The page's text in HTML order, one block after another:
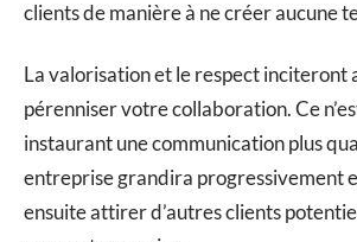
clients de manière à ne créer aucune
La valorisation et le respect inciteront
pérenniser votre collaboration. Ce
instaurant une communication plus
entreprise grandira progressivement
ensuite attirer d’autres clients